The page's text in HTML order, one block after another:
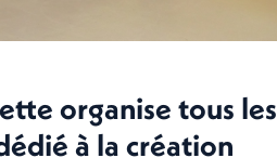
organise tous les
à la création